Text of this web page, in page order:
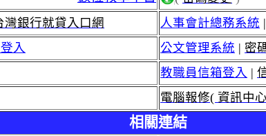
灣銀行就貸入口網 人事會計總務系統 |
入 公文管理系統 | 密
教職員信箱登入 |
電腦報修( 資訊中
相關連結